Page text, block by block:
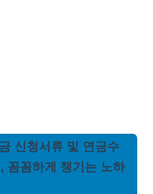
신청서류 및 연금수
꼼꼼하게 챙기는 노하